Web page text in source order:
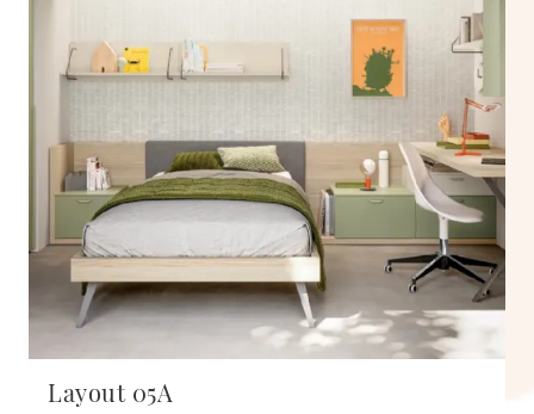
Layout 05A